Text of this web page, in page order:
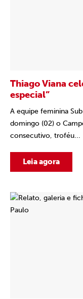
Thiago Viana
especial”
A equipe feminina
domingo (02) o
consecutivo, troféu...
Leia agora